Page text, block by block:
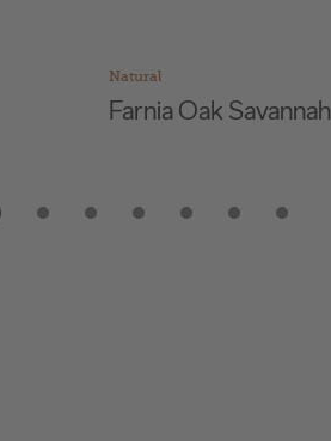
Natural
Farnia Oak Savannah